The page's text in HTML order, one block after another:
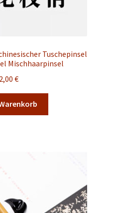
Tuschepinsel
Mischhaarpinsel
€